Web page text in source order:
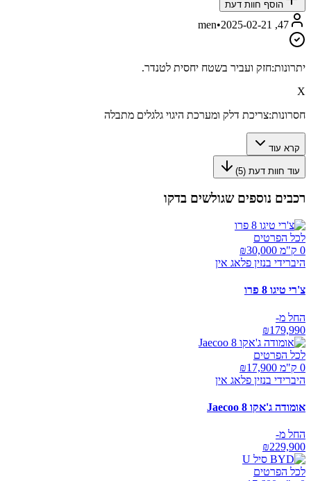
הוסף חוות דעת
47, men
•2025-02-21
יתרונות:חזק ועביר בשטח יחסית לטנדר.
X
חסרונות:צריכת דלק ומערכת היגוי גלגלים מתבלה
קרא עוד
עוד חוות דעת (5
)
רכבים נוספים שגולשים בדקו
לכל הפרטים
0 ק"מ ₪
30,000
היברידי בנזין פלאג אין
צ'רי טיגו 8 פרו
החל מ-
₪179,990
לכל הפרטים
0 ק"מ ₪
17,900
היברידי בנזין פלאג אין
אומודה ג'אקו Jaecoo 8
החל מ-
₪229,900
לכל הפרטים